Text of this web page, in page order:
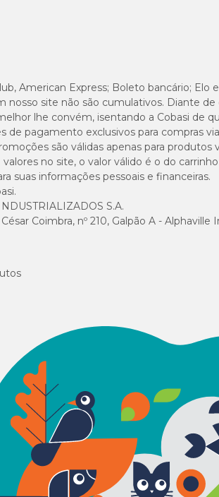
American Express; Boleto bancário; Elo
nosso site não são cumulativos. Diante de
lhe convém, isentando a Cobasi de
de pagamento exclusivos para compras
são válidas apenas para produtos
no site, o valor válido é o do
suas informações pessoais e financeiras.
S.A.
Coimbra, nº 210, Galpão A - Alphaville